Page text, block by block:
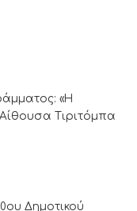
«Η
Αίθουσα Τιριτόμπα
Δημοτικού